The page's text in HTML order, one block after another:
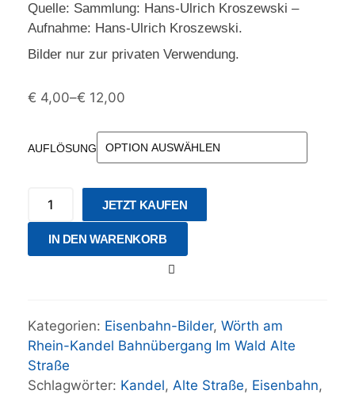
Quelle: Sammlung: Hans-Ulrich Kroszewski –
Aufnahme: Hans-Ulrich Kroszewski.
Bilder nur zur privaten Verwendung.
€ 4,00–€ 12,00
AUFLÖSUNG
JETZT KAUFEN
IN DEN WARENKORB
Kategorien: Eisenbahn-Bilder, Wörth am
Rhein-Kandel Bahnübergang Im Wald Alte
Straße
Schlagwörter: Kandel, Alte Straße, Eisenbahn,